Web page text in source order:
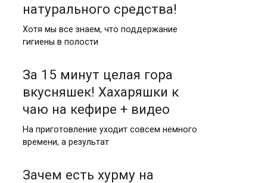
натурального средства!
Хотя мы все знаем, что поддержание
гигиены в полости
За 15 минут целая гора
вкусняшек! Хахаряшки к
чаю на кефире + видео
На приготовление уходит совсем немного
времени, а результат
Зачем есть хурму на